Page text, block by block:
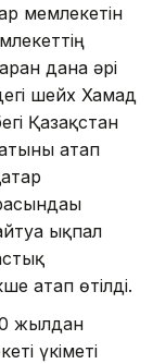
мемлекетін
дана әрі
шейх Хамад
Қазақстан
атап
ықпал
атап өтілді.
жылдан
үкіметі